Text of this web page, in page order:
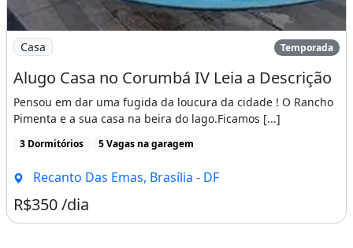
Imagem: Alugo Casa no Corumbá IV Leia a Descrição
Casa Temporada
Alugo Casa no Corumbá IV Leia a Descrição
Pensou em dar uma fugida da loucura da cidade ! O Rancho
Pimenta e a sua casa na beira do lago.Ficamos [...]
3 Dormitórios 5 Vagas na garagem
Recanto Das Emas, Brasília - DF
R$350 /dia